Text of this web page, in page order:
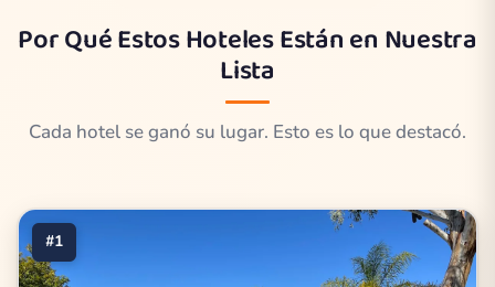
Por Qué Estos Hoteles Están en Nuestra
Lista
Cada hotel se ganó su lugar. Esto es lo que destacó.
#1